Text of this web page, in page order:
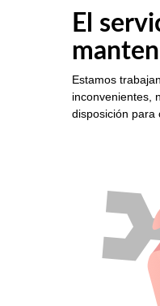
El
Estamos
inconvenientes,
disposición para